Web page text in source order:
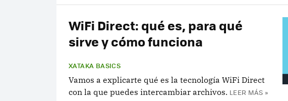
WiFi Direct: qué es, para qué
sirve y cómo funciona
XATAKA BASICS
Vamos a explicarte qué es la tecnología WiFi Direct
con la que puedes intercambiar archivos. LEER MÁS »